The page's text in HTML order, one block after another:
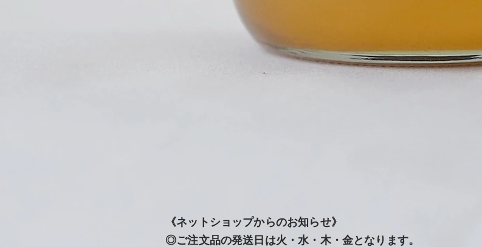
《ネットショップからのお知らせ》
◎ご注文品の発送日は火・水・木・金となります。